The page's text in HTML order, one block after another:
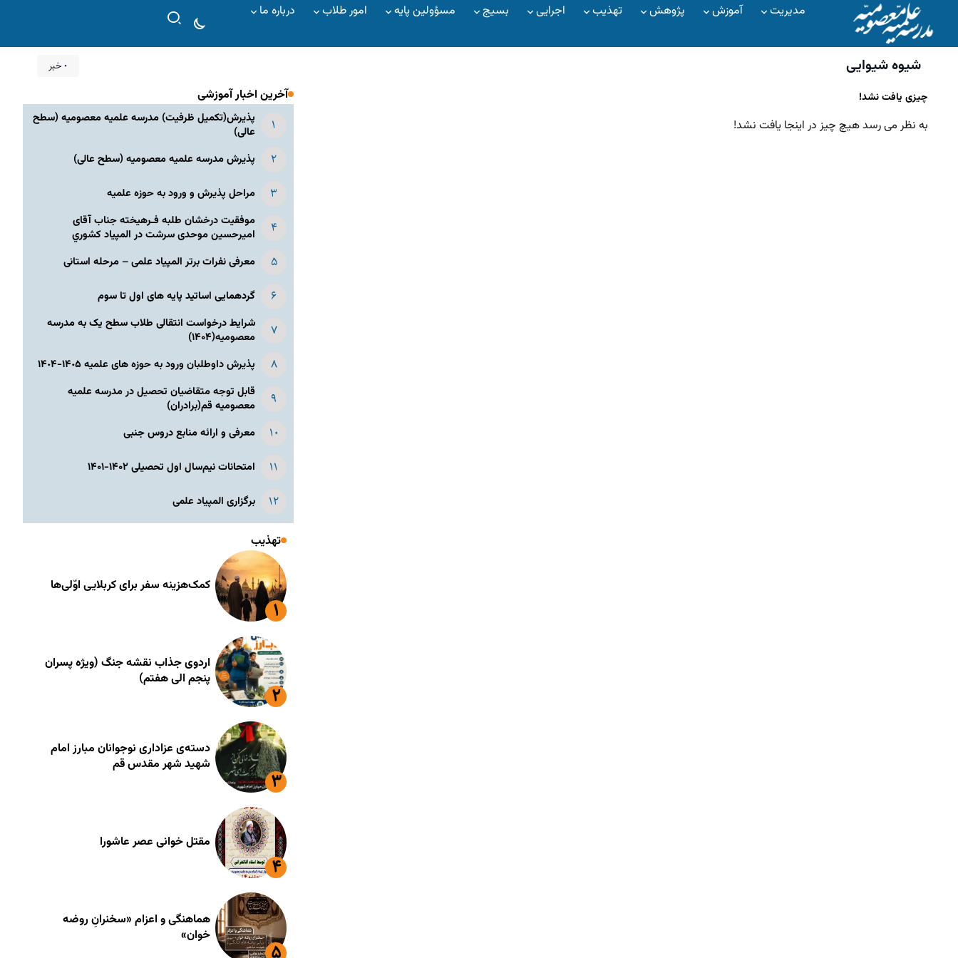
مدیریت آموزش پژوهش تهذیب اجرایی بسیج مسؤولین پایه امور طلاب درباره ما
شیوه شیوایی ۰ خبر
چیزی یافت نشد!
به نظر می رسد هیچ چیز در اینجا یافت نشد!
آخرین اخبار آموزشی
پذیرش(تکمیل ظرفیت) مدرسه علمیه معصومیه‌ (سطح
عالی)
پذیرش مدرسه علمیه معصومیه‌ (سطح عالی)
مراحل پذیرش و ورود به حوزه علمیه
موفقیت درخشان طلبه فـرهیخته جناب آقای
امیرحسین موحدی سرشت در المپياد كشوري
معرفی نفرات برتر المپیاد علمی – مرحله استانی
گردهمایی اساتید پایه های اول تا سوم
شرایط درخواست انتقالی طلاب سطح یک به مدرسه
معصومیه(۱۴۰۴)
پذیرش داوطلبان ورود به حوزه های علمیه ١۴٠۵-١۴٠۴
قابل توجه متقاضیان تحصیل در مدرسه علمیه
معصومیه قم(برادران)
معرفی و ارائه منابع دروس جنبی
امتحانات نیم‌سال اول تحصیلی ۱۴۰۲-۱۴۰۱
برگزاری المپیاد علمی
تهذیب
کمک‌هزینه سفر برای کربلایی اوّلی‌ها
اردوی جذاب نقشه جنگ (ویژه پسران
پنجم الی هفتم)
دسته‌ی عزاداری نوجوانان مبارز امام
شهید شهر مقدس قم
مقتل خوانی عصر عاشورا
هماهنگی و اعزام «سخنرانِ روضه
خوان»